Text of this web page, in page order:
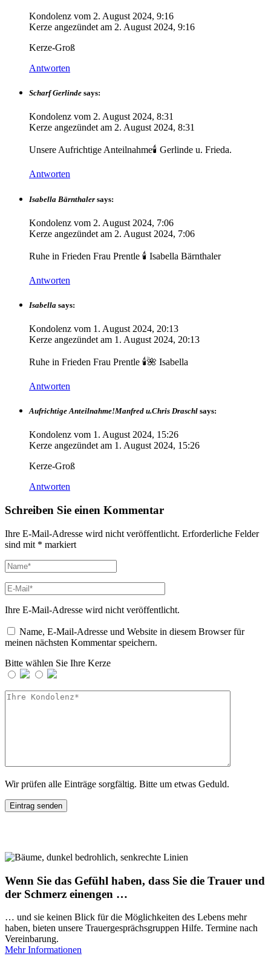
Kondolenz vom 2. August 2024, 9:16
Kerze angezündet am 2. August 2024, 9:16
Kerze-Groß
Antworten
Scharf Gerlinde says:
Kondolenz vom 2. August 2024, 8:31
Kerze angezündet am 2. August 2024, 8:31
Unsere Aufrichtige Anteilnahme🕯 Gerlinde u. Frieda.
Antworten
Isabella Bärnthaler says:
Kondolenz vom 2. August 2024, 7:06
Kerze angezündet am 2. August 2024, 7:06
Ruhe in Frieden Frau Prentle 🕯️ Isabella Bärnthaler
Antworten
Isabella says:
Kondolenz vom 1. August 2024, 20:13
Kerze angezündet am 1. August 2024, 20:13
Ruhe in Frieden Frau Prentle 🕯️🌺 Isabella
Antworten
Aufrichtige Anteilnahme!Manfred u.Chris Draschl says:
Kondolenz vom 1. August 2024, 15:26
Kerze angezündet am 1. August 2024, 15:26
Kerze-Groß
Antworten
Schreiben Sie einen Kommentar
Ihre E-Mail-Adresse wird nicht veröffentlicht. Erforderliche Felder
sind mit * markiert
Ihre E-Mail-Adresse wird nicht veröffentlicht.
Name, E-Mail-Adresse und Website in diesem Browser für
meinen nächsten Kommentar speichern.
Bitte wählen Sie Ihre Kerze
Wir prüfen alle Einträge sorgfältig. Bitte um etwas Geduld.
Wenn Sie das Gefühl haben, dass Sie die Trauer und
der Schmerz einengen …
… und sie keinen Blick für die Möglichkeiten des Lebens mehr
haben, bieten unsere Trauergesprächsgruppen Hilfe. Termine nach
Vereinbarung.
Mehr Informationen